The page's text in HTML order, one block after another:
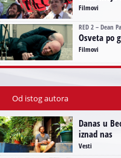
Filmovi
RED 2 – Dean
Osveta po
Filmovi
Od istog autora
Danas u
iznad nas
Vesti